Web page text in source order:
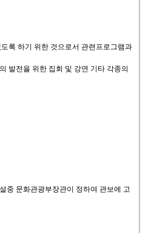
록 하기 위한 것으로서 관련프로그램과
발전을 위한 집회 및 강연 기타 각종의
중 문화관광부장관이 정하여 관보에 고